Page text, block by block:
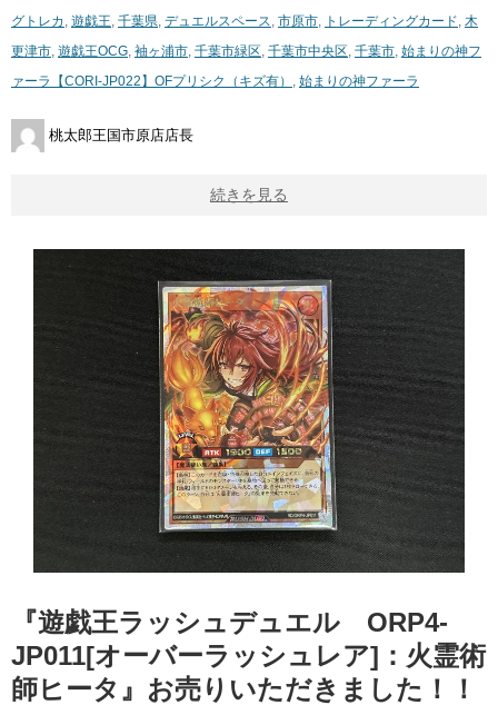
グ トレカ 遊戯王 千葉県 デュエルスペース 市原市 トレーディングカード 木
更津市 遊戯王OCG 袖ヶ浦市 千葉市緑区 千葉市中央区 千葉市 始まりの神フ
ァーラ【CORI-JP022】OFプリシク（キズ有）
始まりの神ファーラ
桃太郎王国市原店店長
続きを見る
『遊戯王ラッシュデュエル ORP4-
JP011[オーバーラッシュレア]：火霊術
師ヒータ』お売りいただきました！！